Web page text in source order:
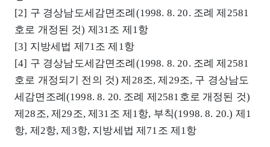
[2] 구 경상남도세감면조례(1998. 8. 20. 조례 제2581
호로 개정된 것) 제31조 제1항
[3] 지방세법 제71조 제1항
[4] 구 경상남도세감면조례(1998. 8. 20. 조례 제2581
호로 개정되기 전의 것) 제28조, 제29조, 구 경상남도
세감면조례(1998. 8. 20. 조례 제2581호로 개정된 것)
제28조, 제29조, 제31조 제1항, 부칙(1998. 8. 20.) 제1
항, 제2항, 제3항, 지방세법 제71조 제1항